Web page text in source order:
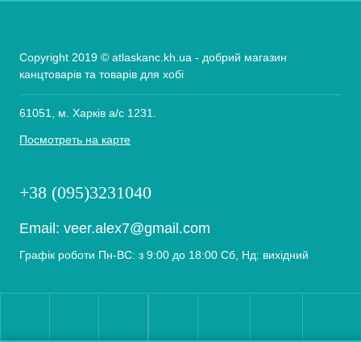
Copyright 2019 © atlaskanc.kh.ua - добрий магазин
канцтоварів та товарів для хобі
61051, м. Харків а/с 1231.
Посмотреть на карте
+38 (095)3231040
Email: veer.alex7@gmail.com
Графік роботи Пн-ВС: з 9:00 до 18:00 Сб, Нд: вихідний